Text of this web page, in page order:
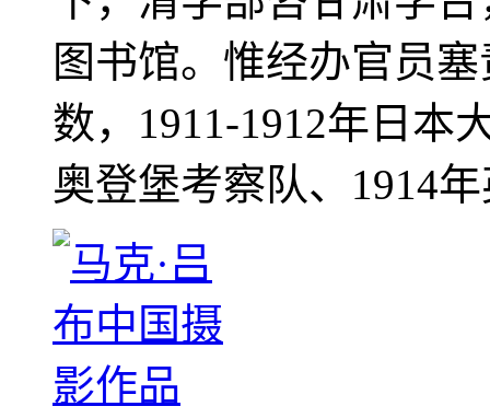
图书馆。惟经办官员
数，1911-1912年日本
奥登堡考察队、1914